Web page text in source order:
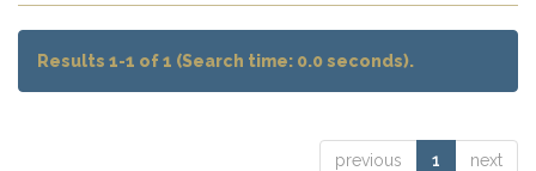
Results 1-1 of 1 (Search time: 0.0 seconds).
previous 1 next